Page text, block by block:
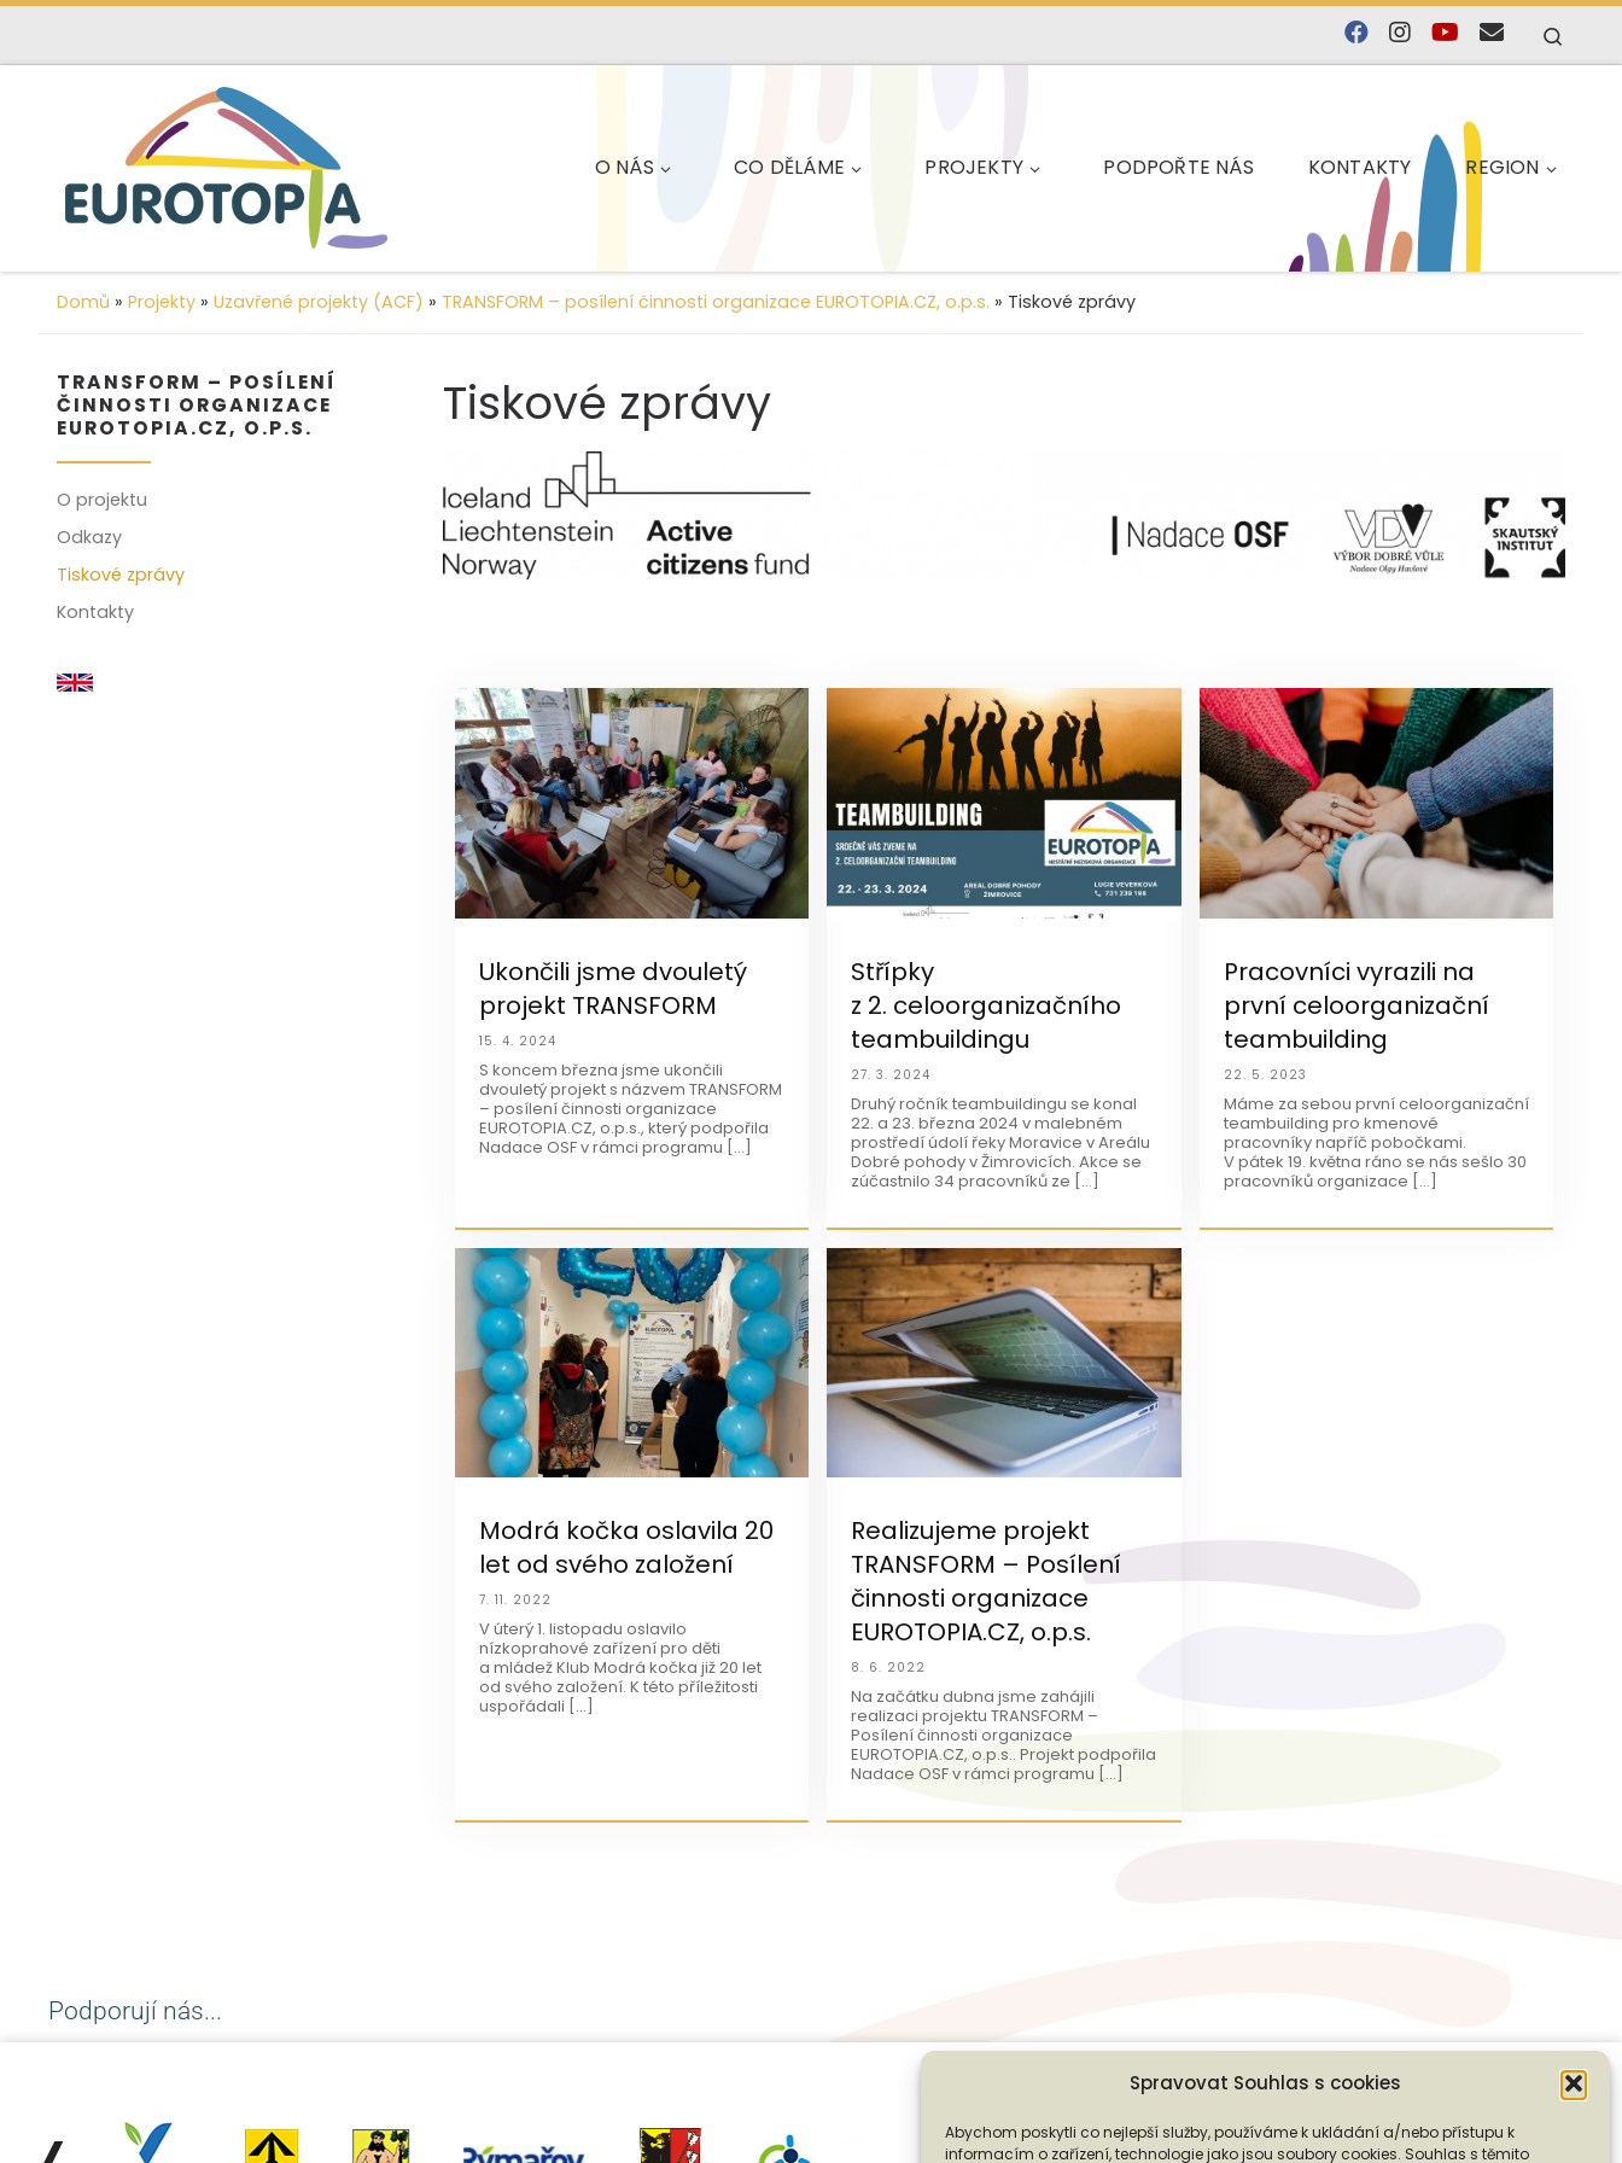
Spravovat Souhlas s cookies
Abychom poskytli co nejlepší služby, používáme k ukládání a/nebo přístupu k
informacím o zařízení, technologie jako jsou soubory cookies. Souhlas s těmito
content
O NÁS CO DĚLÁME PROJEKTY PODPOŘTE NÁS KONTAKTY REGION
Domů » Projekty » Uzavřené projekty (ACF) » TRANSFORM – posílení činnosti organizace EUROTOPIA.CZ, o.p.s. » Tiskové zprávy
Tiskové zprávy
Ukončili jsme dvouletý
projekt TRANSFORM
15. 4. 2024
S koncem března jsme ukončili
dvouletý projekt s názvem TRANSFORM
– posílení činnosti organizace
EUROTOPIA.CZ, o.p.s., který podpořila
Nadace OSF v rámci programu […]
Střípky
z 2. celoorganizačního
teambuildingu
27. 3. 2024
Druhý ročník teambuildingu se konal
22. a 23. března 2024 v malebném
prostředí údolí řeky Moravice v Areálu
Dobré pohody v Žimrovicích. Akce se
zúčastnilo 34 pracovníků ze […]
Pracovníci vyrazili na
první celoorganizační
teambuilding
22. 5. 2023
Máme za sebou první celoorganizační
teambuilding pro kmenové
pracovníky napříč pobočkami.
V pátek 19. května ráno se nás sešlo 30
pracovníků organizace […]
Modrá kočka oslavila 20
let od svého založení
7. 11. 2022
V úterý 1. listopadu oslavilo
nízkoprahové zařízení pro děti
a mládež Klub Modrá kočka již 20 let
od svého založení. K této příležitosti
uspořádali […]
Realizujeme projekt
TRANSFORM – Posílení
činnosti organizace
EUROTOPIA.CZ, o.p.s.
8. 6. 2022
Na začátku dubna jsme zahájili
realizaci projektu TRANSFORM –
Posílení činnosti organizace
EUROTOPIA.CZ, o.p.s.. Projekt podpořila
Nadace OSF v rámci programu […]
TRANSFORM – POSÍLENÍ
ČINNOSTI ORGANIZACE
EUROTOPIA.CZ, O.P.S.
O projektu
Odkazy
Tiskové zprávy
Kontakty
Podporují nás...